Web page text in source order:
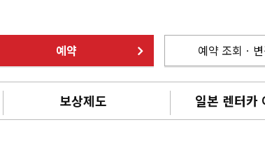
예약 예약 조회ㆍ
보상제도 일본 렌터카